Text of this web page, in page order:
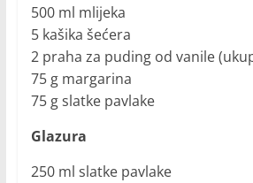
500 ml mlijeka
5 kašika šećera
2 praha za puding od vanile
75 g margarina
75 g slatke pavlake
Glazura
250 ml slatke pavlake